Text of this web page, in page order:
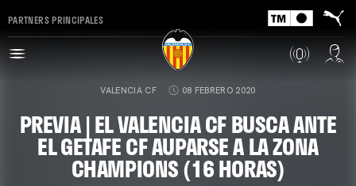
PARTNERS PRINCIPALES
VALENCIA CF 08 FEBRERO 2020
PREVIA | EL VALENCIA CF BUSCA ANTE
EL GETAFE CF AUPARSE A LA ZONA
CHAMPIONS (16 HORAS)